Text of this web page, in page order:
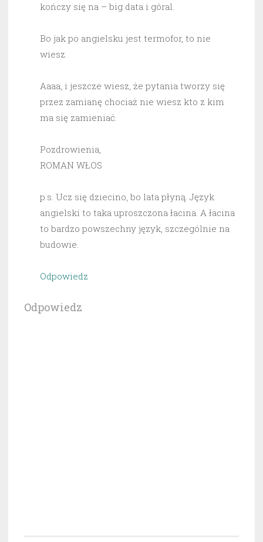
kończy się na – big data i góral.
Bo jak po angielsku jest termofor, to nie
wiesz.
Aaaa, i jeszcze wiesz, że pytania tworzy się
przez zamianę chociaż nie wiesz kto z kim
ma się zamieniać.
Pozdrowienia,
ROMAN WŁOS
p.s. Ucz się dziecino, bo lata płyną. Język
angielski to taka uproszczona łacina. A łacina
to bardzo powszechny język, szczególnie na
budowie.
Odpowiedz
Odpowiedz